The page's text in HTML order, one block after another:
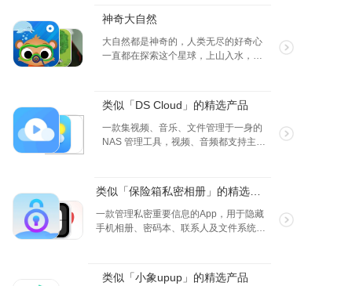
是我们的好伙伴，一定可以帮助大家学
好英语和其它外语的~
神奇大自然
大自然都是神奇的，人类无尽的好奇心
一直都在探索这个星球，上山入水，上
都是那么的新鲜，所以有很多这样的
APP 来给我们形象的解释这些，希望大
家都会喜欢。
类似「DS Cloud」的精选产品
一款集视频、音乐、文件管理于一身的
NAS 管理工具，视频、音频都支持主流
一款管理私密重要信息的App，用于隐藏
手机相册、密码本、联系人及文件系统，
联网，确保数据安全。
类似「小象upup」的精选产品